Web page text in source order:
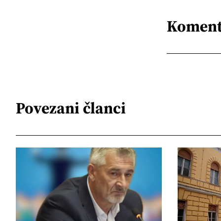
Povezani članci